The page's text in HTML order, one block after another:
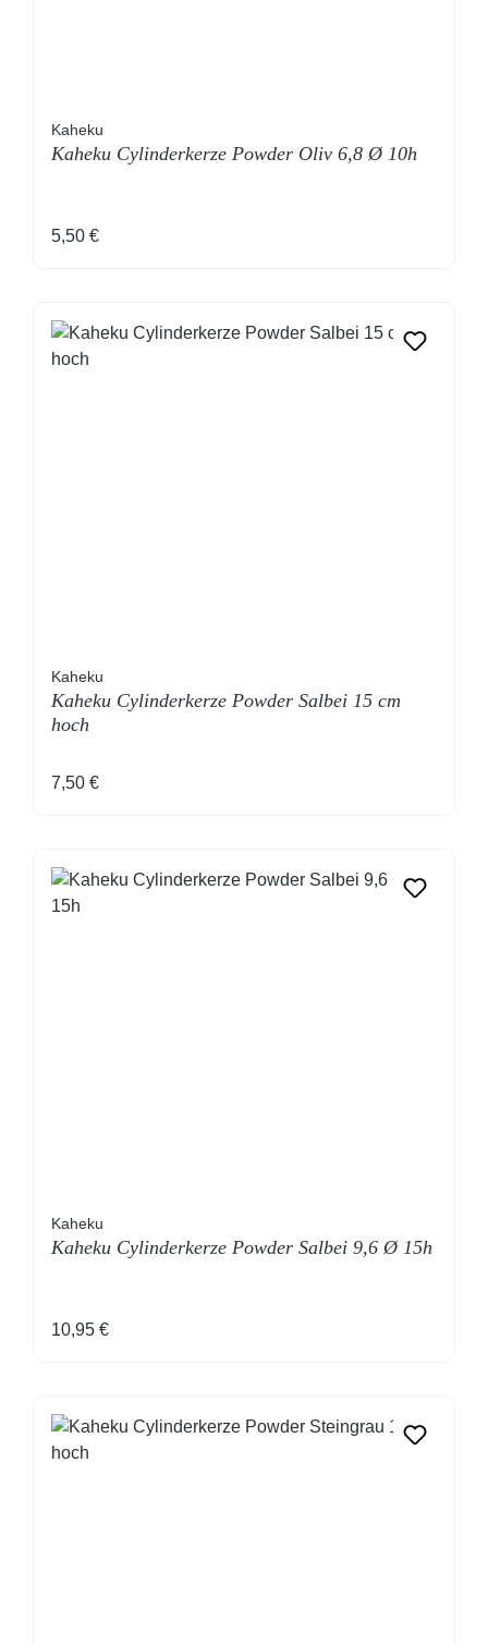
Kaheku
Kaheku Cylinderkerze Powder Oliv 6,8 Ø 10h
Regulärer Preis:
5,50 €
Kaheku
Kaheku Cylinderkerze Powder Salbei 15 cm
hoch
Regulärer Preis:
7,50 €
Kaheku
Kaheku Cylinderkerze Powder Salbei 9,6 Ø 15h
Regulärer Preis:
10,95 €